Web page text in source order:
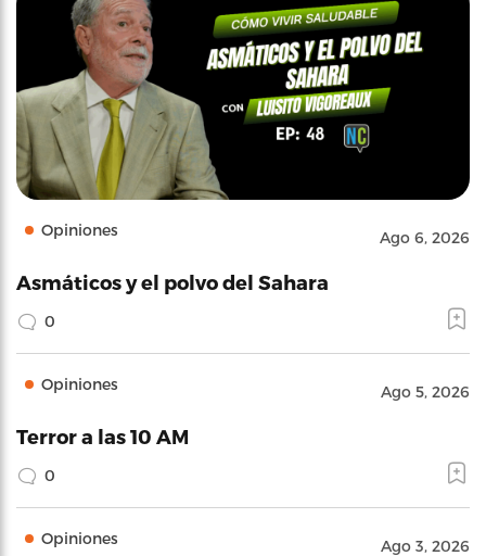
Opiniones Ago 6, 2026
Asmáticos y el polvo del Sahara
0
Opiniones Ago 5, 2026
Terror a las 10 AM
0
Opiniones Ago 3, 2026